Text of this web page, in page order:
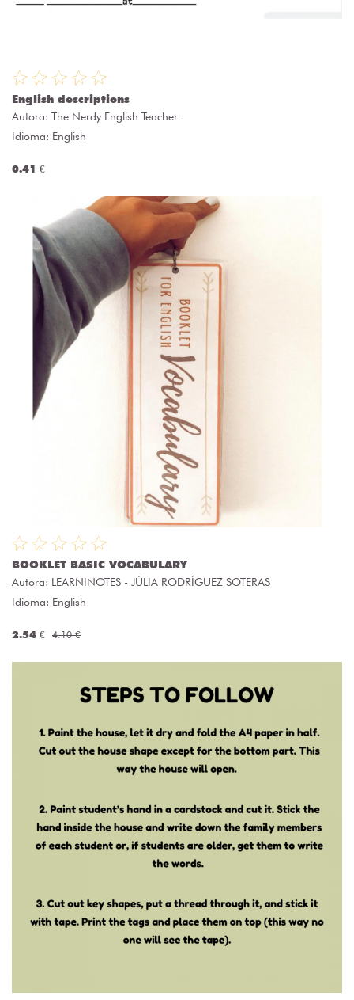
English descriptions
Autora: The Nerdy English Teacher
Idioma: English
0.41 €
BOOKLET BASIC VOCABULARY
Autora: LEARNINOTES - JÚLIA RODRÍGUEZ SOTERAS
Idioma: English
2.54 € 4.10 €